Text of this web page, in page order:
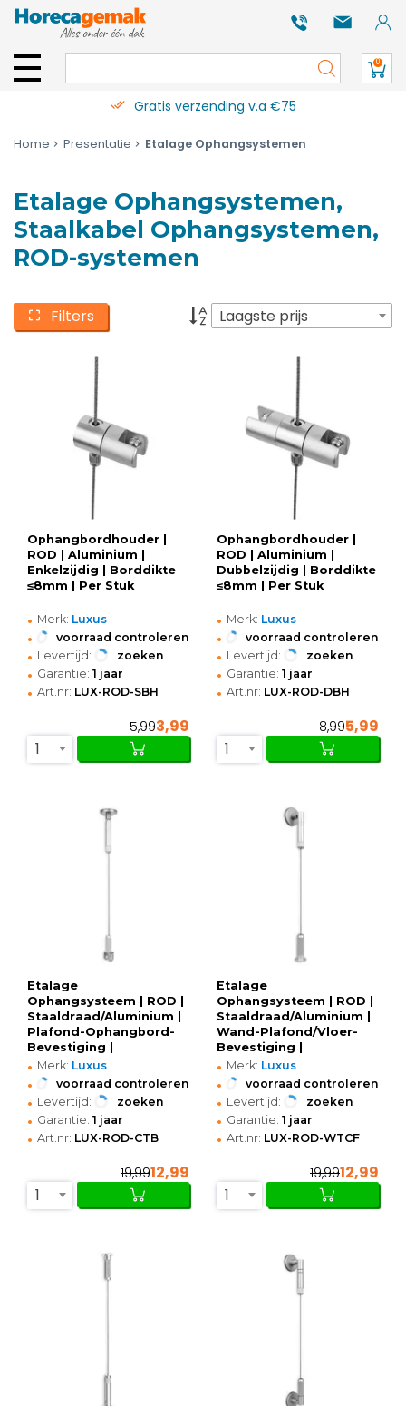
0
Gratis verzending v.a €75
Home Presentatie Etalage Ophangsystemen
Etalage Ophangsystemen,
Staalkabel Ophangsystemen,
ROD-systemen
Filters Laagste prijs
Ophangbordhouder |
ROD | Aluminium |
Enkelzijdig | Borddikte
≤8mm | Per Stuk
• Merk: Luxus
• voorraad controleren
• Levertijd: zoeken
• Garantie: 1 jaar
• Art.nr: LUX-ROD-SBH
5,993,99
1
Ophangbordhouder |
ROD | Aluminium |
Dubbelzijdig | Borddikte
≤8mm | Per Stuk
• Merk: Luxus
• voorraad controleren
• Levertijd: zoeken
• Garantie: 1 jaar
• Art.nr: LUX-ROD-DBH
8,995,99
1
Etalage
Ophangsysteem | ROD |
Staaldraad/Aluminium |
Plafond-Ophangbord-
Bevestiging |
Verstelbare Lengte
(400cm)
• Merk: Luxus
• voorraad controleren
• Levertijd: zoeken
• Garantie: 1 jaar
• Art.nr: LUX-ROD-CTB
19,9912,99
1
Etalage
Ophangsysteem | ROD |
Staaldraad/Aluminium |
Wand-Plafond/Vloer-
Bevestiging |
Verstelbare Lengte
(400cm)
• Merk: Luxus
• voorraad controleren
• Levertijd: zoeken
• Garantie: 1 jaar
• Art.nr: LUX-ROD-WTCF
19,9912,99
1